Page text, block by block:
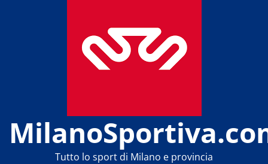
Tutto lo sport di Milano e provincia